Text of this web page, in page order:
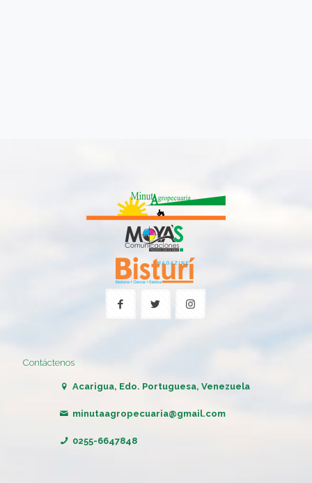
Contáctenos
Acarigua, Edo. Portuguesa, Venezuela
minutaagropecuaria@gmail.com
0255-6647848